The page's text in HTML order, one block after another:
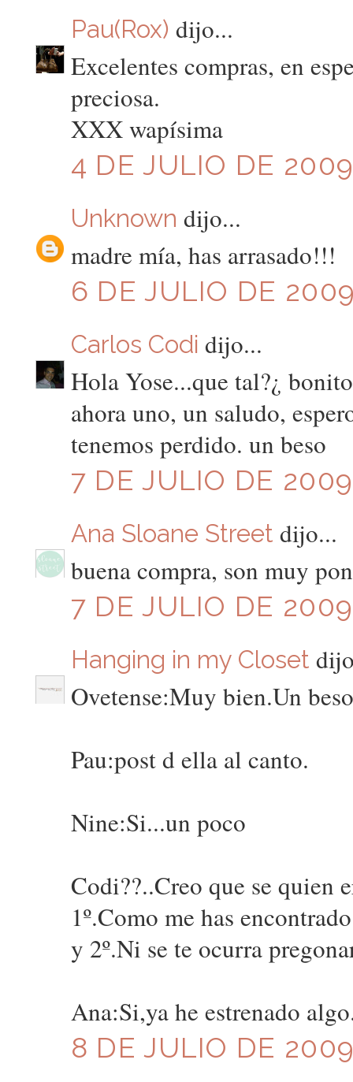
Pau(Rox) dijo...
Excelentes compras, en
preciosa.
XXX wapísima
4 DE JULIO DE
Unknown dijo...
madre mía, has arrasado!!!
6 DE JULIO DE
Carlos Codi dijo...
Hola Yose...que tal?¿
ahora uno, un saludo,
tenemos perdido. un beso
7 DE JULIO DE
Ana Sloane Street dijo...
buena compra, son muy
7 DE JULIO DE
Hanging in my Closet
Ovetense:Muy bien.Un
Pau:post d ella al canto.
Nine:Si...un poco
Codi??..Creo que se quien
1º.Como me has
y 2º.Ni se te ocurra
Ana:Si,ya he estrenado
8 DE JULIO DE